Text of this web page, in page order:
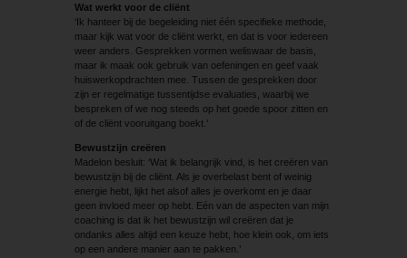
Wat werkt voor de cliënt
‘Ik hanteer bij de begeleiding niet één specifieke methode,
maar kijk wat voor de cliënt werkt, en dat is voor iedereen
weer anders. Gesprekken vormen weliswaar de basis,
maar ik maak ook gebruik van oefeningen en geef vaak
huiswerkopdrachten mee. Tussen de gesprekken door
zijn er regelmatige tussentijdse evaluaties, waarbij we
bespreken of we nog steeds op het goede spoor zitten en
of de cliënt vooruitgang boekt.’
Bewustzijn creëren
Madelon besluit: ‘Wat ik belangrijk vind, is het creëren van
bewustzijn bij de cliënt. Als je overbelast bent of weinig
energie hebt, lijkt het alsof alles je overkomt en je daar
geen invloed meer op hebt. Eén van de aspecten van mijn
coaching is dat ik het bewustzijn wil creëren dat je
ondanks alles altijd een keuze hebt, hoe klein ook, om iets
op een andere manier aan te pakken.’